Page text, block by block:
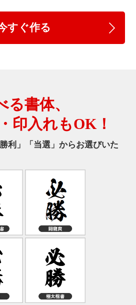
すぐ作る
る書体、
印入れもOK！
利」「当選」からお選びいた